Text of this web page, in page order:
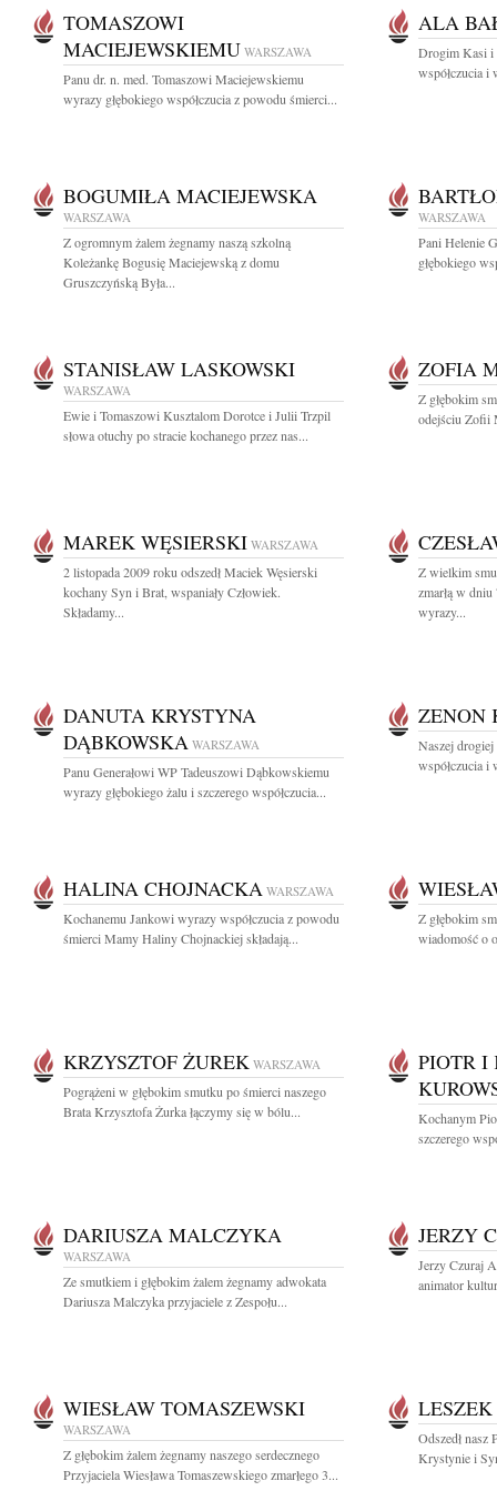
TOMASZOWI
MACIEJEWSKIEMU WARSZAWA
Panu dr. n. med. Tomaszowi Maciejewskiemu
wyrazy głębokiego współczucia z powodu śmierci...
ALA
Drogim Kasi i
współczucia i
BOGUMIŁA MACIEJEWSKA
WARSZAWA
Z ogromnym żalem żegnamy naszą szkolną
Koleżankę Bogusię Maciejewską z domu
Gruszczyńską Była...
WARSZAWA
Pani Helenie
głębokiego
STANISŁAW LASKOWSKI
WARSZAWA
Ewie i Tomaszowi Kusztalom Dorotce i Julii Trzpil
słowa otuchy po stracie kochanego przez nas...
ZOFIA
Z głębokim
odejściu Zofii
MAREK WĘSIERSKI WARSZAWA
2 listopada 2009 roku odszedł Maciek Węsierski
kochany Syn i Brat, wspaniały Człowiek.
Składamy...
Z wielkim
zmarłą w
wyrazy...
DANUTA KRYSTYNA
DĄBKOWSKA WARSZAWA
Panu Generałowi WP Tadeuszowi Dąbkowskiemu
wyrazy głębokiego żalu i szczerego współczucia...
ZENON
Naszej
współczucia i
HALINA CHOJNACKA WARSZAWA
Kochanemu Jankowi wyrazy współczucia z powodu
śmierci Mamy Haliny Chojnackiej składają...
Z głębokim
wiadomość o
KRZYSZTOF ŻUREK WARSZAWA
Pogrążeni w głębokim smutku po śmierci naszego
Brata Krzysztofa Żurka łączymy się w bólu...
PIOTR I
Kochanym
szczerego
DARIUSZA MALCZYKA
WARSZAWA
Ze smutkiem i głębokim żalem żegnamy adwokata
Dariusza Malczyka przyjaciele z Zespołu...
JERZY
Jerzy Czuraj
animator
WIESŁAW TOMASZEWSKI
WARSZAWA
Z głębokim żalem żegnamy naszego serdecznego
Przyjaciela Wiesława Tomaszewskiego zmarłego 3...
Odszedł
Krystynie i